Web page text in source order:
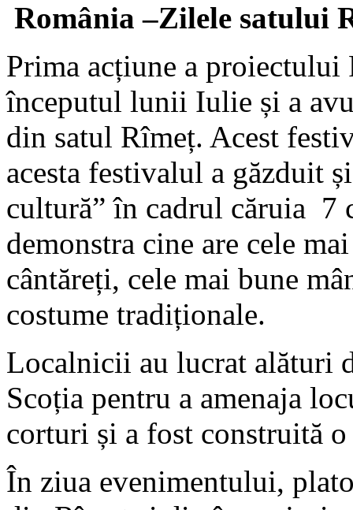
România –Zilele satului
Prima acțiune a
începutul lunii Iulie și a
din satul Rîmeț. Acest
acesta festivalul a găzduit
cultură” în cadrul căruia 7
demonstra cine are cele
cântăreți, cele mai bune
costume tradiționale.
Localnicii au lucrat alături
Scoția pentru a amenaja
corturi și a fost construită
În ziua evenimentului,